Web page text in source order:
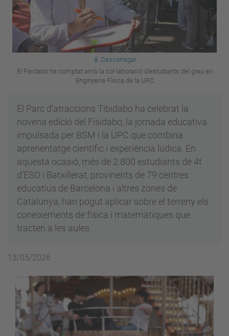
Descarregar
El Fisidabo ha comptat amb la col·laboració d’estudiants del grau en
Enginyeria Física de la UPC
El Parc d’atraccions Tibidabo ha celebrat la
novena edició del Fisidabo, la jornada educativa
impulsada per BSM i la UPC que combina
aprenentatge científic i experiència lúdica. En
aquesta ocasió, més de 2.800 estudiants de 4t
d’ESO i Batxillerat, provinents de 79 centres
educatius de Barcelona i altres zones de
Catalunya, han pogut aplicar sobre el terreny els
coneixements de física i matemàtiques que
tracten a les aules.
13/05/2026